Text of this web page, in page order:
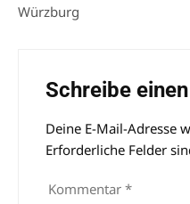
Würzburg
Schreibe
Deine E-Mail-Adresse
Erforderliche Felder
Kommentar *
Alternative: